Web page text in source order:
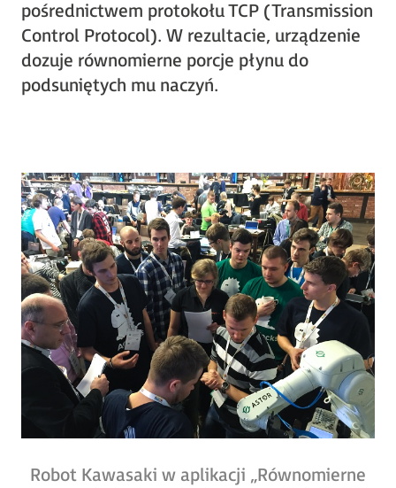
pośrednictwem protokołu TCP (Transmission
Control Protocol). W rezultacie, urządzenie
dozuje równomierne porcje płynu do
podsuniętych mu naczyń.
Robot Kawasaki w aplikacji „Równomierne